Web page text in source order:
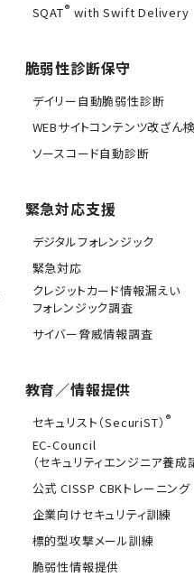
SQAT® with Swift Delivery
脆弱性診断保守
デイリー自動脆弱性診断
WEBサイトコンテンツ改ざん
ソースコード自動診断
緊急対応支援
デジタルフォレンジック
緊急対応
クレジットカード情報漏えい
フォレンジック調査
サイバー脅威情報調査
教育／情報提供
セキュリスト（SecuriST） ®
EC-Council
（セキュリティエンジニア養成
公式 CISSP CBKトレーニング
企業向けセキュリティ訓練
標的型攻撃メール訓練
脆弱性情報提供